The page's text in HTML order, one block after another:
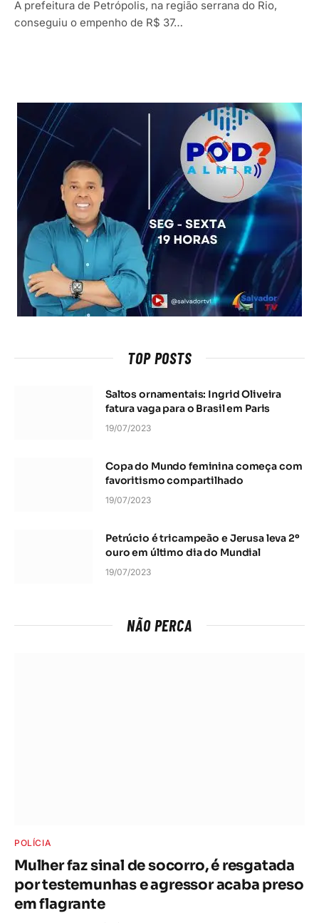
A prefeitura de Petrópolis, na região serrana do Rio,
conseguiu o empenho de R$ 37…
TOP POSTS
Saltos ornamentais: Ingrid Oliveira
fatura vaga para o Brasil em Paris
19/07/2023
Copa do Mundo feminina começa com
favoritismo compartilhado
19/07/2023
Petrúcio é tricampeão e Jerusa leva 2º
ouro em último dia do Mundial
19/07/2023
NÃO PERCA
POLÍCIA
Mulher faz sinal de socorro, é resgatada
por testemunhas e agressor acaba preso
em flagrante